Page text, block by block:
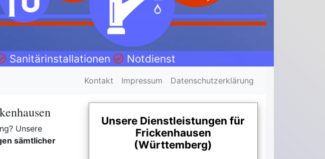
Sanitärinstallationen Notdienst
Kontakt Impressum Datenschutzerklärung
Unsere
sämtlicher
Unsere Dienstleistungen für
Frickenhausen
(Württemberg)